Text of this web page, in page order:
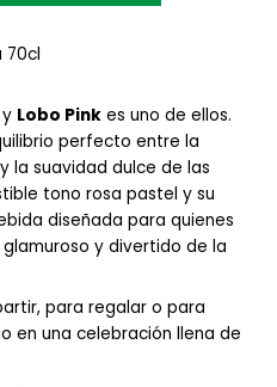
70cl
Lobo Pink es uno de ellos.
perfecto entre la
la suavidad dulce de las
tono rosa pastel y su
diseñada para quienes
y divertido de la
para regalar o para
en una celebración llena de